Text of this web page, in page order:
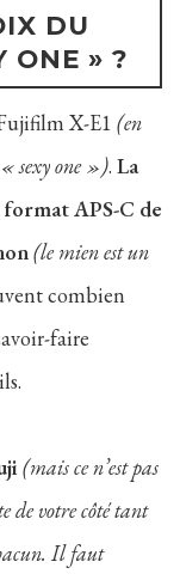
DU
ONE » ?
X-E1 (en
sexy one »). La
APS-C de
(le mien est un
combien
faire
(mais ce n’est pas
de votre côté tant
Il faut